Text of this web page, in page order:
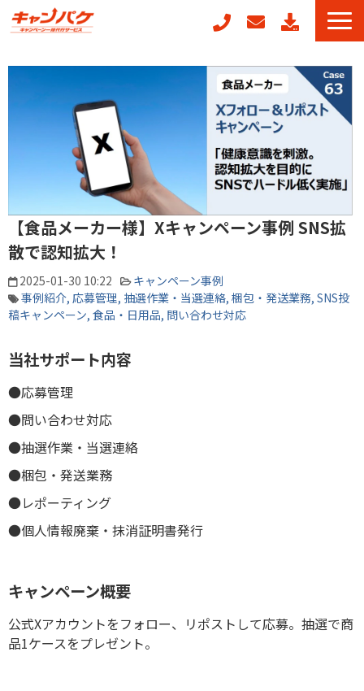
キャンフォーム
キャンガチャ
周年記念キャンペーンパッケージ
POSレジ連動キャンペーン
キャンペーン事例
お役立ちコラム
【食品メーカー様】Xキャンペーン事例 SNS拡
散で認知拡大！
2025-01-30 10:22
キャンペーン事例
事例紹介 応募管理 抽選作業・当選連絡 梱包・発送業務 SNS投
稿キャンペーン 食品・日用品 問い合わせ対応
当社サポート内容
●応募管理
●問い合わせ対応
●抽選作業・当選連絡
●梱包・発送業務
●レポーティング
●個人情報廃棄・抹消証明書発行
キャンペーン概要
公式Xアカウントをフォロー、リポストして応募。抽選で商
品1ケースをプレゼント。